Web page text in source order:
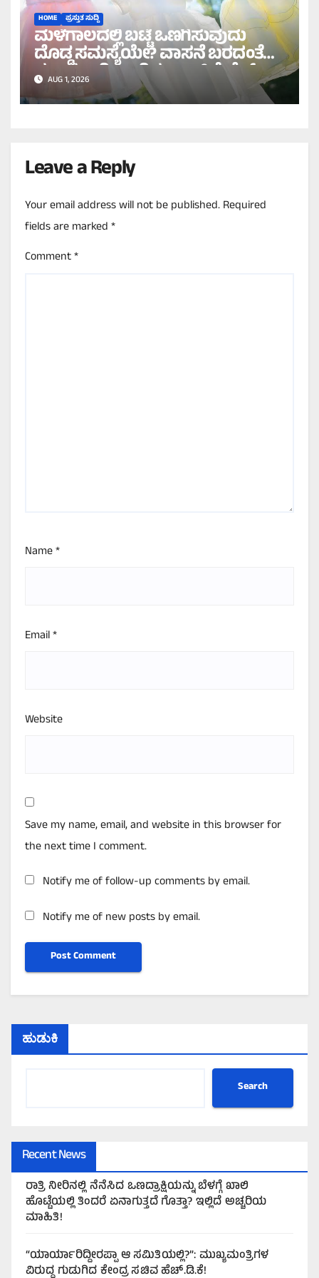
HOME ಪ್ರಸ್ತುತ ಸುದ್ದಿ
ಮಳೆಗಾಲದಲ್ಲಿ ಬಟ್ಟೆ ಒಣಗಿಸುವುದು
ದೊಡ್ಡ ಸಮಸ್ಯೆಯೇ? ವಾಸನೆ ಬರದಂತೆ
ಸುಲಭವಾಗಿ ಒಣಗಿಸಲು ಇಲ್ಲಿವೆ ಬೆಸ್ಟ್
ಟಿಪ್ಸ್!
AUG 1, 2026
Leave a Reply
Your email address will not be published.Required
fields are marked*
Comment*
Name*
Email*
Website
Save my name, email, and website in this browser for
the next time I comment.
Notify me of follow-up comments by email.
Notify me of new posts by email.
ಹುಡುಕಿ
Search
Recent News
ರಾತ್ರಿ ನೀರಿನಲ್ಲಿ ನೆನೆಸಿದ ಒಣದ್ರಾಕ್ಷಿಯನ್ನು ಬೆಳಗ್ಗೆ ಖಾಲಿ
ಹೊಟ್ಟೆಯಲ್ಲಿ ತಿಂದರೆ ಏನಾಗುತ್ತದೆ ಗೊತ್ತಾ? ಇಲ್ಲಿದೆ ಅಚ್ಚರಿಯ
ಮಾಹಿತಿ!
“ಯಾರ್ಯಾರಿದ್ದೀರಪ್ಪಾ ಆ ಸಮಿತಿಯಲ್ಲಿ?”: ಮುಖ್ಯಮಂತ್ರಿಗಳ
ವಿರುದ್ಧ ಗುಡುಗಿದ ಕೇಂದ್ರ ಸಚಿವ ಹೆಚ್.ಡಿ.ಕೆ!